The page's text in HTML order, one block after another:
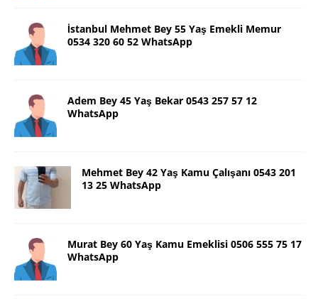
İstanbul Mehmet Bey 55 Yaş Emekli Memur
0534 320 60 52 WhatsApp
Adem Bey 45 Yaş Bekar 0543 257 57 12
WhatsApp
Mehmet Bey 42 Yaş Kamu Çalışanı 0543 201
13 25 WhatsApp
Murat Bey 60 Yaş Kamu Emeklisi 0506 555 75 17
WhatsApp